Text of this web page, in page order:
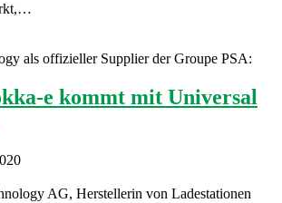
als offizieller Supplier der Groupe PSA:
e kommt mit Universal
AG, Herstellerin von Ladestationen